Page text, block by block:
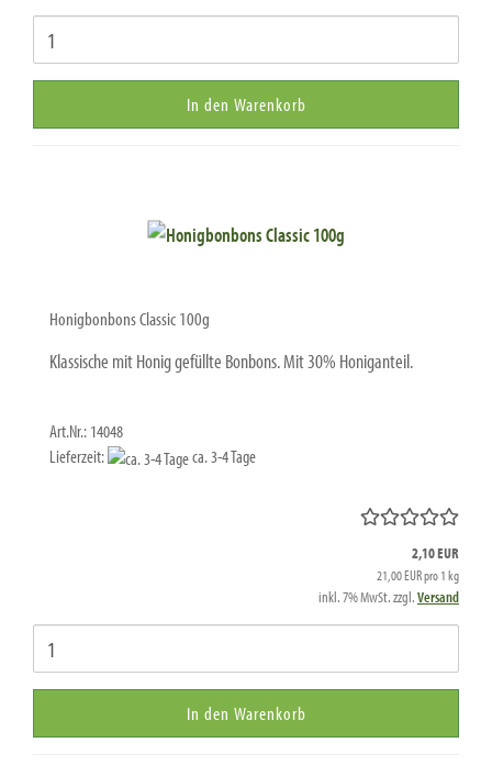
In den Warenkorb
Honigbonbons Classic 100g
Klassische mit Honig gefüllte Bonbons. Mit 30% Honiganteil.
Art.Nr.: 14048
Lieferzeit:
ca. 3-4 Tage
2,10 EUR
21,00 EUR pro 1 kg
inkl. 7% MwSt. zzgl.Versand
In den Warenkorb